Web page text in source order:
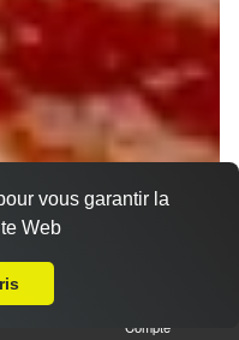
Compte
vous garantir la
Web